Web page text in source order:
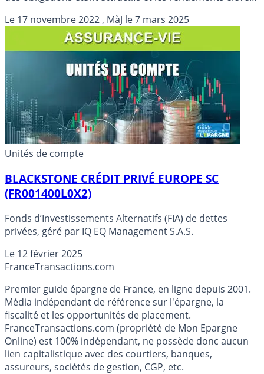
Le 17 novembre 2022, MàJ le7 mars 2025
Unités de compte
BLACKSTONE CRÉDIT PRIVÉ EUROPE SC
(FR001400L0X2)
Fonds d’Investissements Alternatifs (FIA) de dettes
privées, géré par IQ EQ Management S.A.S.
Le 12 février 2025
FranceTransactions.com
Premier guide épargne de France, en ligne depuis 2001.
Média indépendant de référence sur l'épargne, la
fiscalité et les opportunités de placement.
FranceTransactions.com (propriété de Mon Epargne
Online) est 100% indépendant, ne possède donc aucun
lien capitalistique avec des courtiers, banques,
assureurs, sociétés de gestion, CGP, etc.